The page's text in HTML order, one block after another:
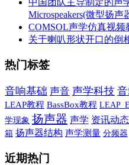
中国团队主导制定的声
Microspeakers(微型扬
COMSOL声学仿真视频
关于喇叭形状开口的倒
热门标签
音响基础 声音 声学科技
LEAP教程 BassBox教程
学现象 扬声器 声学 资讯动态
箱 扬声器结构 声学测量 分频器
近期热门